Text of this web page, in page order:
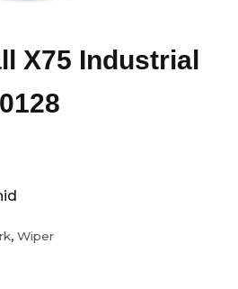
X75 Industrial
, Wiper